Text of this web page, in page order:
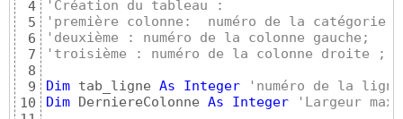
4
5
6
7
8
9
10
'Création du tableau :
'première colonne:  numéro de la catégorie;
'deuxième : numéro de la colonne gauche;
'troisième : numéro de la colonne droite ;
Dim tab_ligne As Integer
'numéro de la
Dim DerniereColonne As Integer
'Largeur